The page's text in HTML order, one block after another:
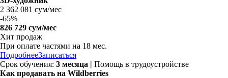
2 362 081 сум/мес
-65%
826 729 сум/мес
Хит продаж
При оплате частями на 18 мес.
ПодробнееЗаписаться
Срок обучения: 3 месяца | Помощь в трудоустройстве
Как продавать на Wildberries